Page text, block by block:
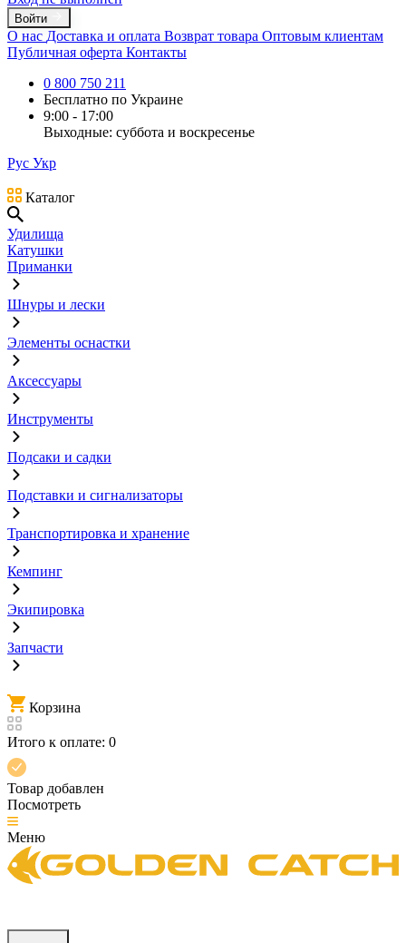
Войти
О нас Доставка и оплата Возврат товара Оптовым клиентам
Публичная оферта Контакты
0 800 750 211
Бесплатно по Украине
9:00 - 17:00
Выходные: суббота и воскресенье
Рус Укр
Каталог
Удилища
Катушки
Приманки
Шнуры и лески
Элементы оснастки
Аксессуары
Инструменты
Подсаки и садки
Подставки и сигнализаторы
Транспортировка и хранение
Кемпинг
Экипировка
Запчасти
Корзина
Итого к оплате: 0
Товар добавлен
Посмотреть
Меню